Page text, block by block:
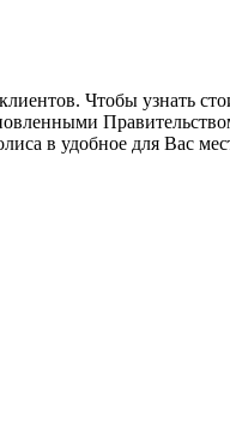
Чтобы узнать
в удобное для Вас